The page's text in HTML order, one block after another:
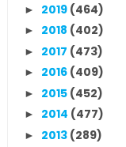
► 2019 (464)
► 2018 (402)
► 2017 (473)
► 2016 (409)
► 2015 (452)
► 2014 (477)
► 2013 (289)